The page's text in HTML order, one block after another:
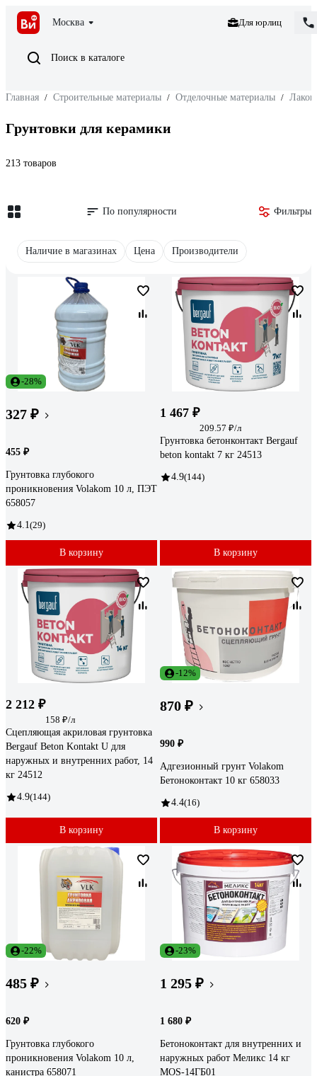
Москва Для юрлиц
Поиск в каталоге
Главная / Строительные материалы / Отделочные материалы /
Грунтовки для керамики
213 товаров
По популярности Фильтры
Наличие в магазинах Цена Производители
-28%
327 ₽
455 ₽
Грунтовка глубокого
проникновения Volakom 10 л, ПЭТ
658057
4.1 (29)
В корзину
1 467 ₽
209.57 ₽/л
Грунтовка бетонконтакт Bergauf
beton kontakt 7 кг 24513
4.9(144)
В корзину
2 212 ₽
158 ₽/л
Сцепляющая акриловая грунтовка
Bergauf Beton Kontakt U для
наружных и внутренних работ, 14
кг 24512
4.9(144)
В корзину
-12%
870 ₽
990 ₽
Адгезионный грунт Volakom
Бетоноконтакт 10 кг 658033
4.4(16)
В корзину
-22%
485 ₽
620 ₽
Грунтовка глубокого
проникновения Volakom 10 л,
канистра 658071
-23%
1 295 ₽
1 680 ₽
Бетоноконтакт для внутренних и
наружных работ Меликс 14 кг
MOS-14ГБ01